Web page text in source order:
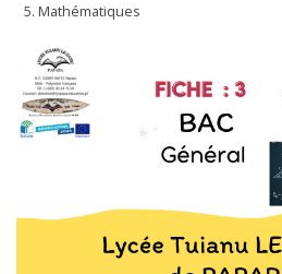
Mathématiques